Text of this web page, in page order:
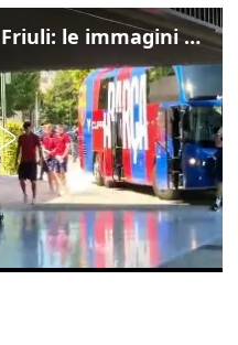
Il Barcellona sbarca in Friuli: le immagini dell'arrivo in albergo